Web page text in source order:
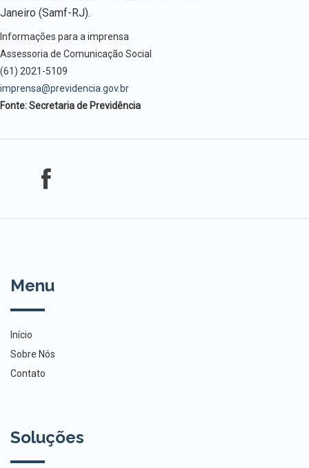
Janeiro (Samf-RJ).
Informações para a imprensa
Assessoria de Comunicação Social
(61) 2021-5109
imprensa@previdencia.gov.br
Fonte: Secretaria de Previdência
Menu
Início
Sobre Nós
Contato
Soluções